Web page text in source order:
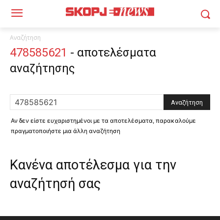
Αναζήτηση
478585621 - αποτελέσματα
αναζήτησης
Αν δεν είστε ευχαριστημένοι με τα αποτελέσματα, παρακαλούμε
πραγματοποιήστε μια άλλη αναζήτηση
Κανένα αποτέλεσμα για την
αναζήτησή σας